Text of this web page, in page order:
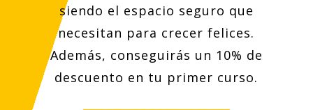
siendo el espacio seguro que
necesitan para crecer felices.
Además, conseguirás un 10% de
descuento en tu primer curso.